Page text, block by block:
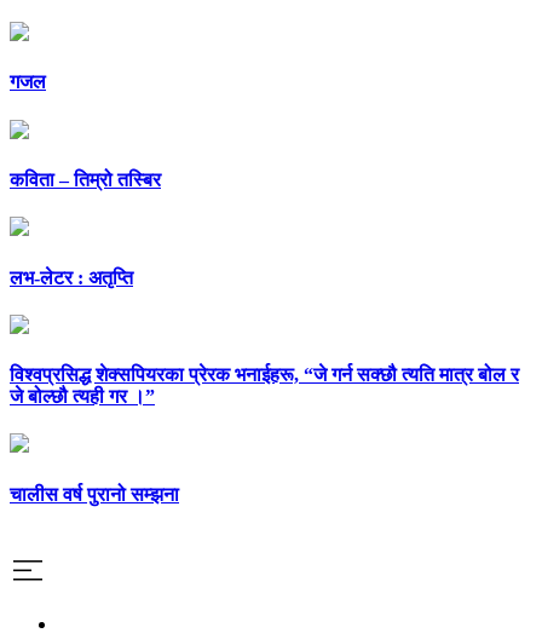
गजल
कविता – तिम्रो तस्बिर
लभ-लेटर : अतृप्ति
विश्वप्रसिद्ध शेक्सपियरका प्रेरक भनाईहरू, “जे गर्न सक्छौ त्यति मात्र बोल र
जे बोल्छौ त्यही गर ।”
चालीस वर्ष पुरानो सम्झना